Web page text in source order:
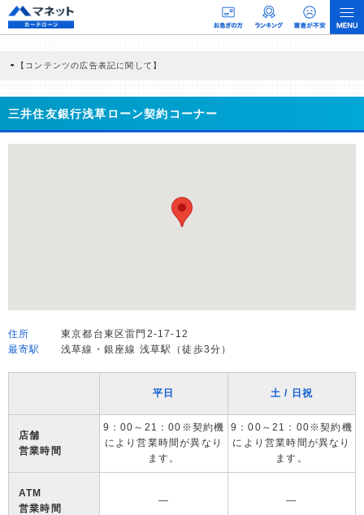
【コンテンツの広告表記に関して】
商品を根拠なくPRするものではなく、当編集部の調査／ユーザーへの口コミ収集な
どに基づき、公平性を担保した情報提供を行っています。
>提携企業一覧
三井住友銀行浅草ローン契約コーナー
住所
東京都台東区雷門2-17-12
最寄駅
浅草線・銀座線 浅草駅（徒歩3分）
平日 土 / 日祝
店舗
営業時間
9：00～21：00※契約機
により営業時間が異なり
ます。
9：00～21：00※契約機
により営業時間が異なり
ます。
ATM
営業時間
― ―